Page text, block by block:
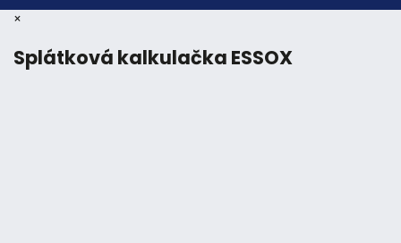
×
Splátková kalkulačka ESSOX